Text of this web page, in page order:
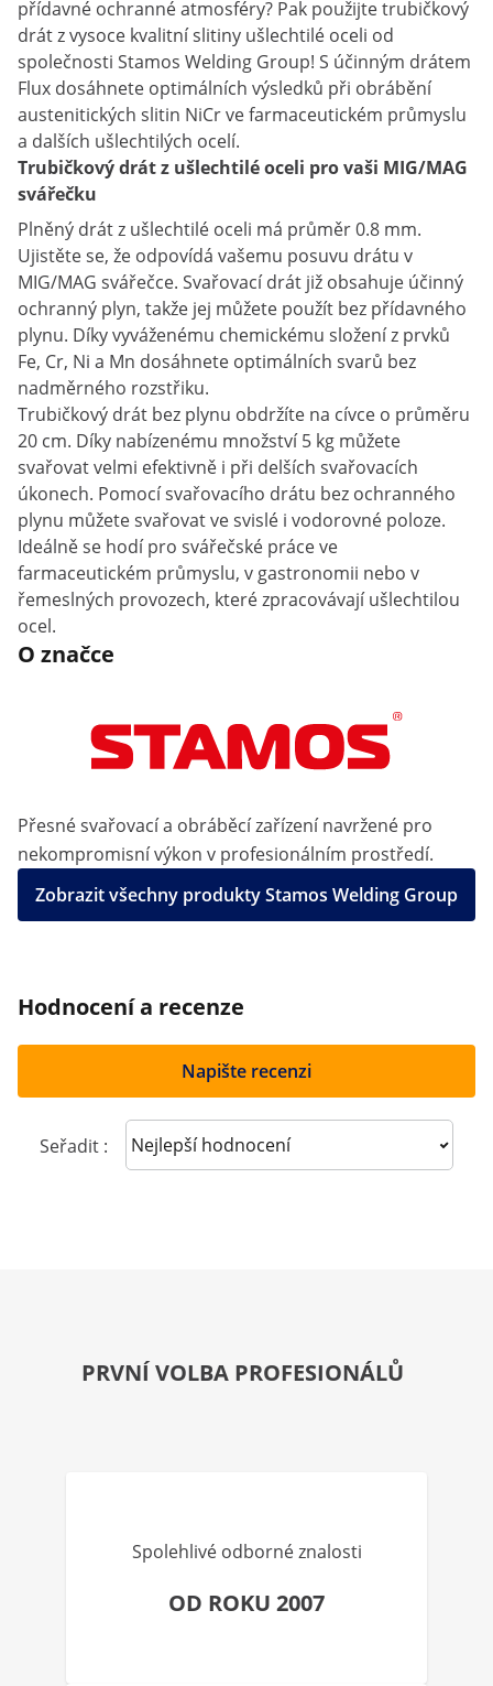
přídavné ochranné atmosféry? Pak použijte trubičkový
drát z vysoce kvalitní slitiny ušlechtilé oceli od
společnosti Stamos Welding Group! S účinným drátem
Flux dosáhnete optimálních výsledků při obrábění
austenitických slitin NiCr ve farmaceutickém průmyslu
a dalších ušlechtilých ocelí.
Trubičkový drát z ušlechtilé oceli pro vaši MIG/MAG
svářečku
Plněný drát z ušlechtilé oceli má průměr 0.8 mm.
Ujistěte se, že odpovídá vašemu posuvu drátu v
MIG/MAG svářečce. Svařovací drát již obsahuje účinný
ochranný plyn, takže jej můžete použít bez přídavného
plynu. Díky vyváženému chemickému složení z prvků
Fe, Cr, Ni a Mn dosáhnete optimálních svarů bez
nadměrného rozstřiku.
Trubičkový drát bez plynu obdržíte na cívce o průměru
20 cm. Díky nabízenému množství 5 kg můžete
svařovat velmi efektivně i při delších svařovacích
úkonech. Pomocí svařovacího drátu bez ochranného
plynu můžete svařovat ve svislé i vodorovné poloze.
Ideálně se hodí pro svářečské práce ve
farmaceutickém průmyslu, v gastronomii nebo v
řemeslných provozech, které zpracovávají ušlechtilou
ocel.
O značce
Přesné svařovací a obráběcí zařízení navržené pro
nekompromisní výkon v profesionálním prostředí.
Zobrazit všechny produkty Stamos Welding Group
Hodnocení a recenze
Napište recenzi
Seřadit : Sort reviews
PRVNÍ VOLBA PROFESIONÁLŮ
Spolehlivé odborné znalosti
OD ROKU 2007